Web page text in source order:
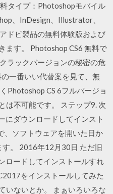
タイプ：Photoshopモバイル
、InDesign、Illustrator、
ドビ製品の無料体験版および
ます。 Photoshop CS6 無料で
ラックバージョンの秘密の危
一番いい代替案を見て、無
Photoshop CS 6フルバージョ
は不可能です。 ステップ9. 次
にダウンロードしてインスト
、ソフトウェアを開いた日か
。 2016年12月30日 ただ旧
ロードしてインストールすれ
をインストールしてみた
いないとか。 まぁいろいろな